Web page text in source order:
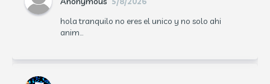
hola tranquilo no eres el unico y no solo ahi
anim...